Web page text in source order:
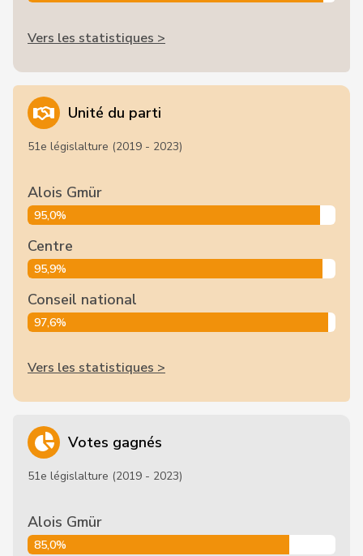
Vers les statistiques >
Unité du parti
51e législalture (2019 - 2023)
Alois Gmür
95,0%
Centre
95,9%
Conseil national
97,6%
Vers les statistiques >
Votes gagnés
51e législalture (2019 - 2023)
Alois Gmür
85,0%